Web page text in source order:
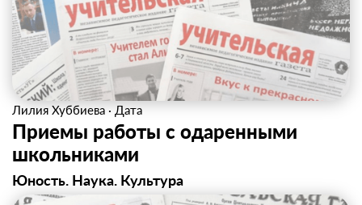
Лилия Хуббиева · Дата
Приемы работы с одаренными
школьниками
Юность. Наука. Культура